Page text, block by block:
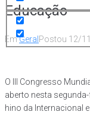
Educação
EmGeral Postou 12/
O III Congresso
aberto nesta
hino da Internacional